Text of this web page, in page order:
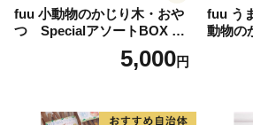
fuu 小動物のかじり木・おや
つ SpecialアソートBOX mi
5,000円
fuu う
動物の